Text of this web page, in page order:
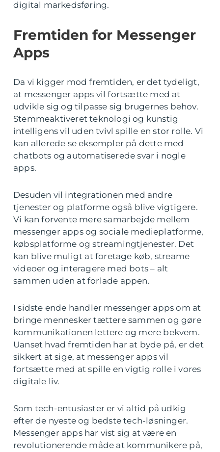
digital markedsføring.
Fremtiden for Messenger
Apps
Da vi kigger mod fremtiden, er det tydeligt,
at messenger apps vil fortsætte med at
udvikle sig og tilpasse sig brugernes behov.
Stemmeaktiveret teknologi og kunstig
intelligens vil uden tvivl spille en stor rolle. Vi
kan allerede se eksempler på dette med
chatbots og automatiserede svar i nogle
apps.
Desuden vil integrationen med andre
tjenester og platforme også blive vigtigere.
Vi kan forvente mere samarbejde mellem
messenger apps og sociale medieplatforme,
købsplatforme og streamingtjenester. Det
kan blive muligt at foretage køb, streame
videoer og interagere med bots – alt
sammen uden at forlade appen.
I sidste ende handler messenger apps om at
bringe mennesker tættere sammen og gøre
kommunikationen lettere og mere bekvem.
Uanset hvad fremtiden har at byde på, er det
sikkert at sige, at messenger apps vil
fortsætte med at spille en vigtig rolle i vores
digitale liv.
Som tech-entusiaster er vi altid på udkig
efter de nyeste og bedste tech-løsninger.
Messenger apps har vist sig at være en
revolutionerende måde at kommunikere på,